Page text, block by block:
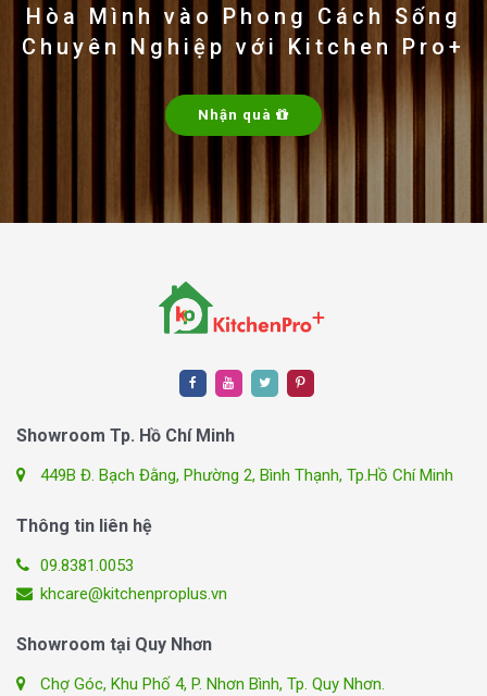
Hòa Mình vào Phong Cách Sống
Chuyên Nghiệp với Kitchen Pro+
Nhận quà
Showroom Tp. Hồ Chí Minh
449B Đ. Bạch Đằng, Phường 2, Bình Thạnh, Tp.Hồ Chí Minh
Thông tin liên hệ
09.8381.0053
khcare@kitchenproplus.vn
Showroom tại Quy Nhơn
Chợ Góc, Khu Phố 4, P. Nhơn Bình, Tp. Quy Nhơn.